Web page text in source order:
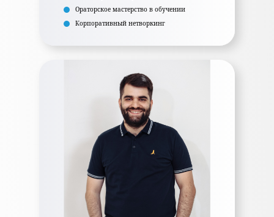
Ораторское мастерство в обучении
Корпоративный нетворкинг